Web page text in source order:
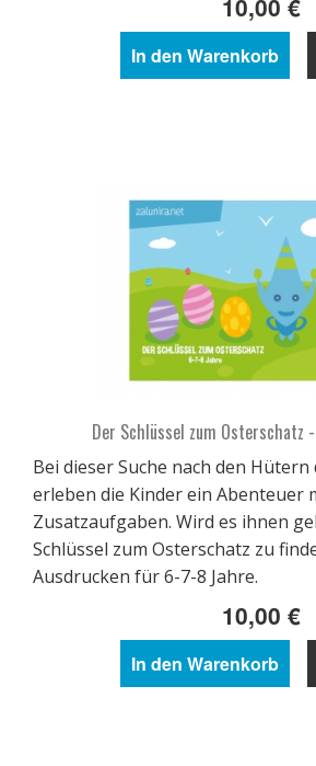
10,00 €
In den Warenkorb
Der Schlüssel zum Osterschatz
Bei dieser Suche nach den Hütern
erleben die Kinder ein Abenteuer
Zusatzaufgaben. Wird es ihnen
Schlüssel zum Osterschatz zu
Ausdrucken für 6-7-8 Jahre.
10,00 €
In den Warenkorb